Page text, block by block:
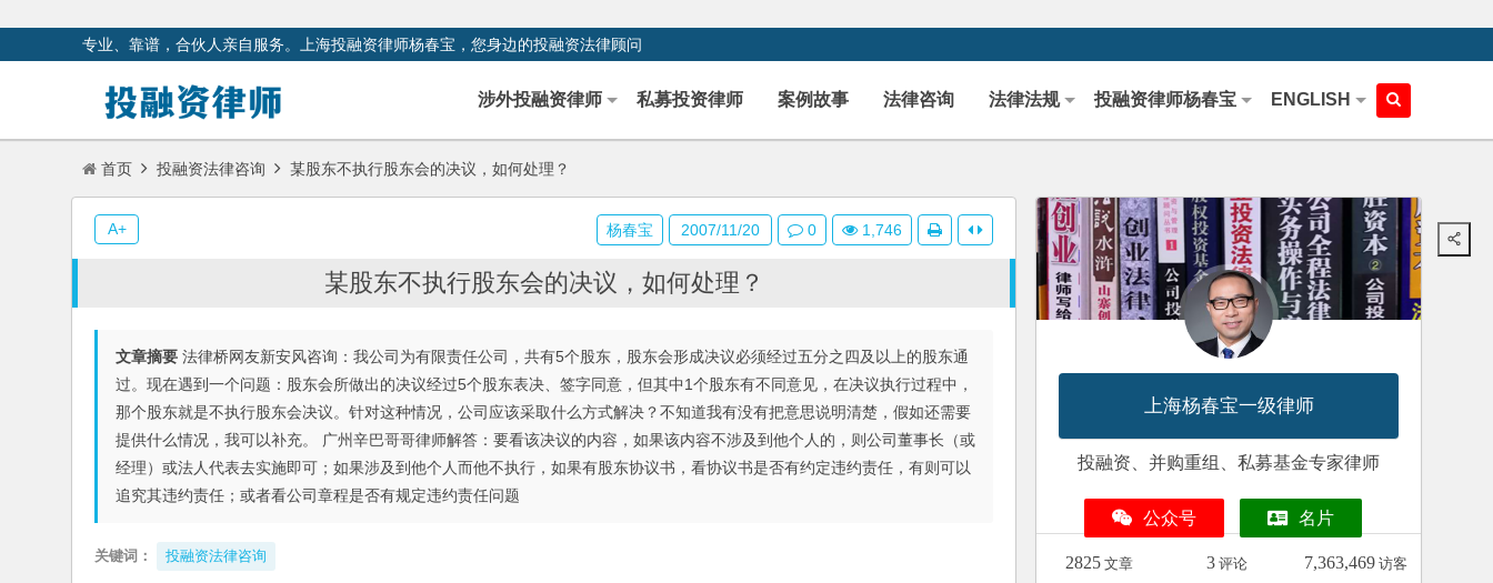
专业、靠谱，合伙人亲自服务。上海投融资律师杨春宝，您身边的投融资法律顾问
涉外投融资律师 私募投资律师 案例故事 法律咨询 法律法规 投融资律师杨春宝 ENGLISH
首页 投融资法律咨询 某股东不执行股东会的决议，如何处理？
某股东不执行股东会的决议，如何处理？
文章摘要 法律桥网友新安风咨询：我公司为有限责任公司，共有5个股东，股东会形成决议必须经过五分之四及以上的股东通
过。现在遇到一个问题：股东会所做出的决议经过5个股东表决、签字同意，但其中1个股东有不同意见，在决议执行过程中，
那个股东就是不执行股东会决议。针对这种情况，公司应该采取什么方式解决？不知道我有没有把意思说明清楚，假如还需要
提供什么情况，我可以补充。 广州辛巴哥哥律师解答：要看该决议的内容，如果该内容不涉及到他个人的，则公司董事长（或
经理）或法人代表去实施即可；如果涉及到他个人而他不执行，如果有股东协议书，看协议书是否有约定违约责任，有则可以
追究其违约责任；或者看公司章程是否有规定违约责任问题
关键词： 投融资法律咨询
杨春宝 2007/11/20 0 1,746
A+
上海杨春宝一级律师
投融资、并购重组、私募基金专家律师
公众号 名片
2825 文章 3 评论 7,363,469 访客